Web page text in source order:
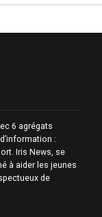
6 agrégats
:
Iris News, se
à aider les jeunes
de